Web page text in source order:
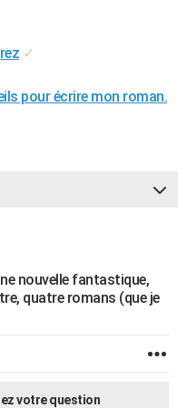
✓
pour écrire mon roman.
nouvelle fantastique,
quatre romans (que je
votre question